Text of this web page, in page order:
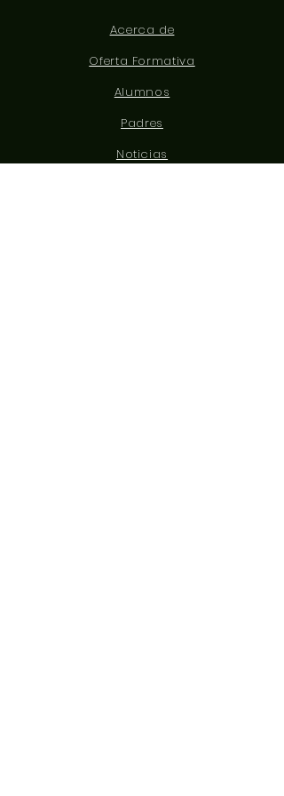
Acerca de
Oferta Formativa
Alumnos
Padres
Noticias